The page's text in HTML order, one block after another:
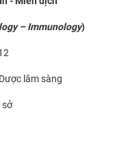
– Immunology)
lâm sàng
cơ sở